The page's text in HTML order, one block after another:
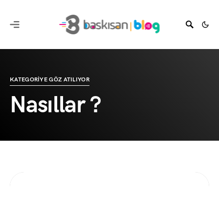
KATEGORIYE GÖZ ATILIYOR
Nasıllar ?